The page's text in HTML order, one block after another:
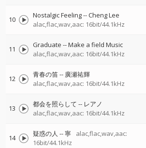
10 Nostalgic Feeling--Cheng Lee
alac,flac,wav,aac: 16bit/44.1kHz
11 Graduate --Make a field Music
alac,flac,wav,aac: 16bit/44.1kHz
12 青春の笛-- 廣瀬祐輝
alac,flac,wav,aac: 16bit/44.1kHz
13 都会を照らして -- レアノ
alac,flac,wav,aac: 16bit/44.1kHz
14 疑惑の人 --寧
alac,flac,wav,aac:
16bit/44.1kHz